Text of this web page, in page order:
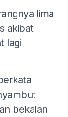
lima
akibat
lagi
bekalan